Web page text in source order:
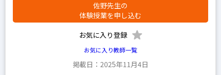
佐野先生の
体験授業を申し込む
お気に入り登録
お気に入り教師一覧
掲載日：2025年11月4日